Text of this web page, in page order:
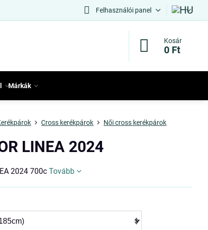
Felhasználói panel
Kosár
0 Ft
Márkák
Cross kerékpárok Női cross kerékpárok
LINEA 2024
2024 700cTovább